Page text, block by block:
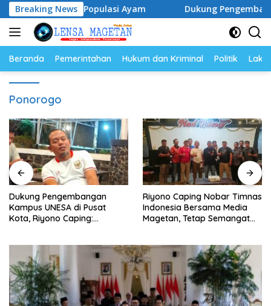
Langsung
ke
konten
Breaking News
dan Populasi Ayam Dukung Pengembangan
Beranda Pemerintahan Hukum dan Kriminal Politik
Ponorogo
Dukung Pengembangan
Kampus UNESA di Pusat
Kota, Riyono Caping:
Riyono Caping Nobar Timnas
Indonesia Bersama Media
Magetan, Tetap Semangat